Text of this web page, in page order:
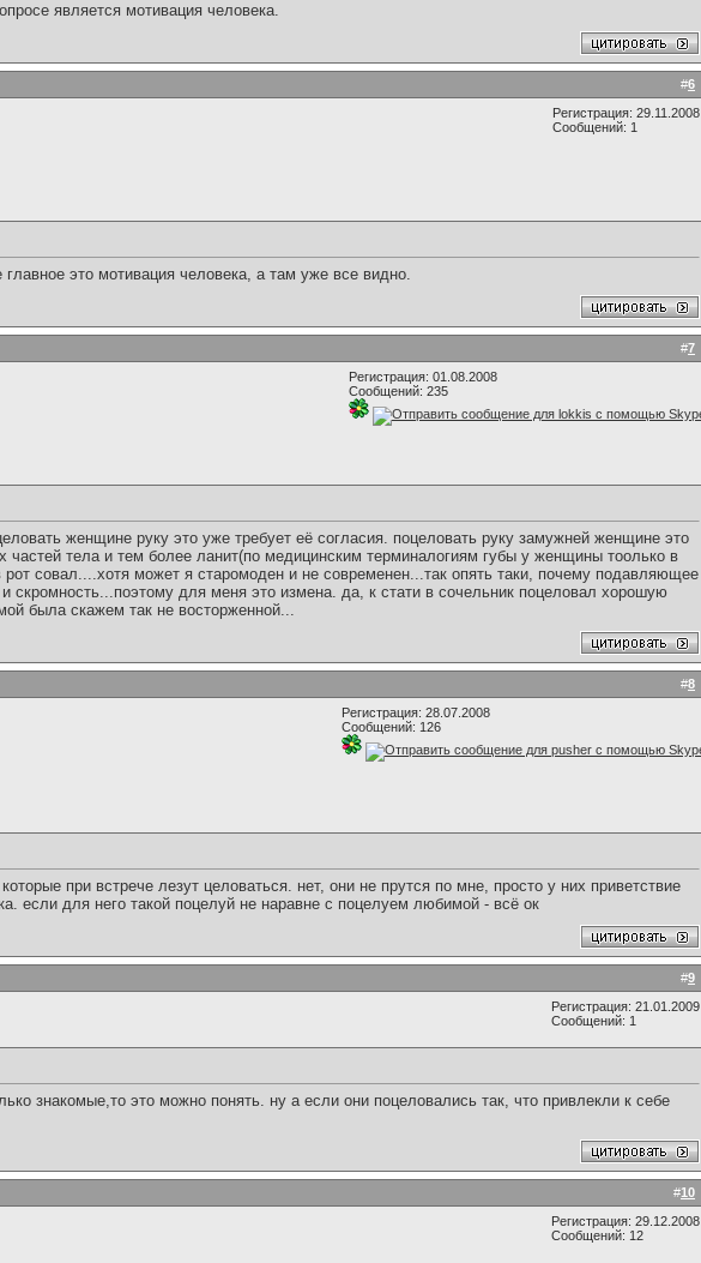
является мотивация человека.
#6
Регистрация: 29.11.2008
Сообщений: 1
это мотивация человека, а там уже все видно.
#7
Регистрация: 01.08.2008
Сообщений: 235
женщине руку это уже требует её согласия. поцеловать руку замужней женщине это
частей тела и тем более ланит(по медицинским терминалогиям губы у женщины тоолько в
совал....хотя может я старомоден и не современен...так опять таки, почему подавляющее
скромность...поэтому для меня это измена. да, к стати в сочельник поцеловал хорошую
была скажем так не восторженной...
#8
Регистрация: 28.07.2008
Сообщений: 126
при встрече лезут целоваться. нет, они не прутся по мне, просто у них приветствие
если для него такой поцелуй не наравне с поцелуем любимой - всё ок
#9
Регистрация: 21.01.2009
Сообщений: 1
знакомые,то это можно понять. ну а если они поцеловались так, что привлекли к себе
#10
Регистрация: 29.12.2008
Сообщений: 12